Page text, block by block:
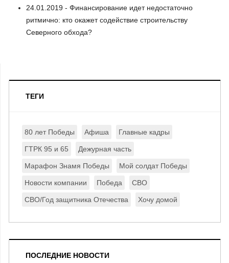
24.01.2019 - Финансирование идет недостаточно
ритмично: кто окажет содействие строительству
Северного обхода?
ТЕГИ
80 лет Победы Афиша Главные кадры
ГТРК 95 и 65 Дежурная часть
Марафон Знамя Победы Мой солдат Победы
Новости компании Победа СВО
СВО/Год защитника Отечества Хочу домой
ПОСЛЕДНИЕ НОВОСТИ